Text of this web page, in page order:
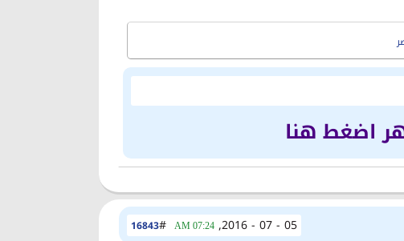
اضغط هنا
16843# 05 - 07 - 2016,
07:24 AM